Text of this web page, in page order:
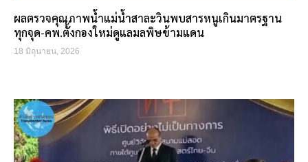
ผลตรวจคุณภาพน้ำแม่น้ำสาละวินพบสารหนูเกินมาตรฐาน
ทุกจุด-คพ.ตั้งกองใหม่ดูแลมลพิษข้ามแดน
18 มิถุนายน, 2026